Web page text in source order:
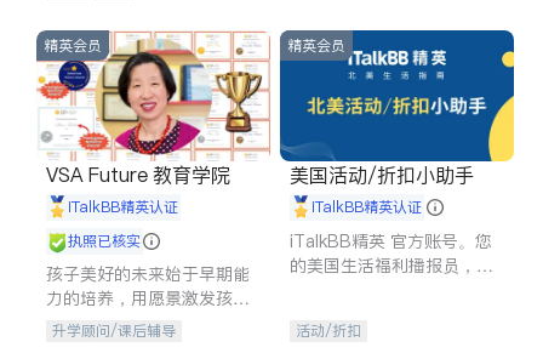
商铺租售
精英会员
VSA Future 教育学院
iTalkBB精英认证
执照已核实
孩子美好的未来始于早期能
力的培养，用愿景激发孩子
的学习潜力和动力。理念：
升学顾问/课后辅导
精英会员
美国活动/折扣小助手
iTalkBB精英认证
iTalkBB精英 官方账号。您
的美国生活福利播报员，精
专属福利。
活动/折扣